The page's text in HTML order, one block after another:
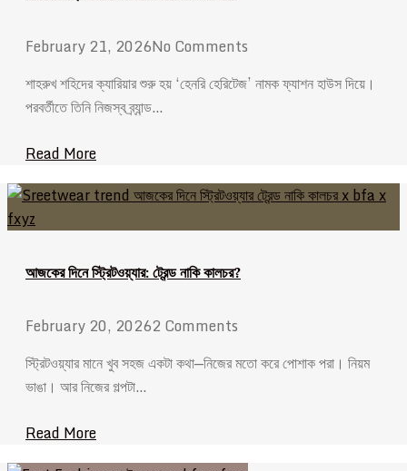
February 21, 2026No Comments
শাহরুখ শহিদের ক্যারিয়ার শুরু হয় ‘হেনরি হেরিটেজ’ নামক ফ্যাশন হাউস দিয়ে।
পরবর্তীতে তিনি নিজস্ব ব্র্যান্ড…
Read More
আজকের দিনে স্ট্রিটওয়্যার: ট্রেন্ড নাকি কালচর?
February 20, 20262 Comments
স্ট্রিটওয়্যার মানে খুব সহজ একটা কথা—নিজের মতো করে পোশাক পরা। নিয়ম
ভাঙা। আর নিজের গল্পটা…
Read More